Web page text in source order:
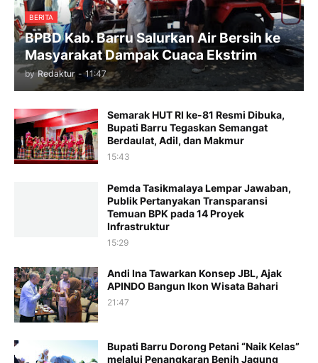
BERITA
BPBD Kab. Barru Salurkan Air Bersih ke
Masyarakat Dampak Cuaca Ekstrim
by Redaktur - 11:47
Semarak HUT RI ke-81 Resmi Dibuka,
Bupati Barru Tegaskan Semangat
Berdaulat, Adil, dan Makmur
15:43
Pemda Tasikmalaya Lempar Jawaban,
Publik Pertanyakan Transparansi
Temuan BPK pada 14 Proyek
Infrastruktur
15:29
Andi Ina Tawarkan Konsep JBL, Ajak
APINDO Bangun Ikon Wisata Bahari
21:47
Bupati Barru Dorong Petani “Naik Kelas”
melalui Penangkaran Benih Jagung